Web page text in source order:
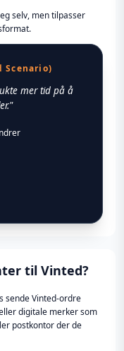
selv, men tilpasser
Scenario)
mer tid på å
til Vinted?
sende Vinted-ordre
digitale merker som
postkontor der de